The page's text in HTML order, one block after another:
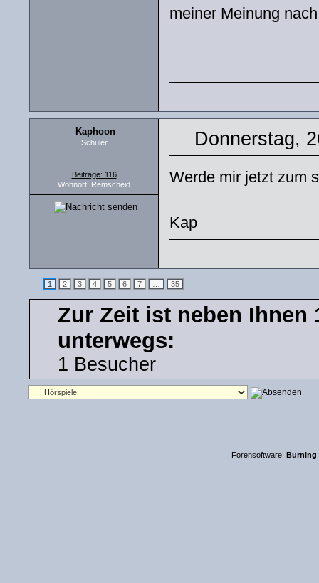
meiner Meinung
Kaphoon
Schüler
Beiträge: 116
Wohnort: Remscheid
Donnerstag,
Werde mir jetzt zum
Kap
1 2 3 4 5 6 7 35
Zur Zeit ist neben Ihnen
unterwegs:
1 Besucher
Forensoftware: Burning